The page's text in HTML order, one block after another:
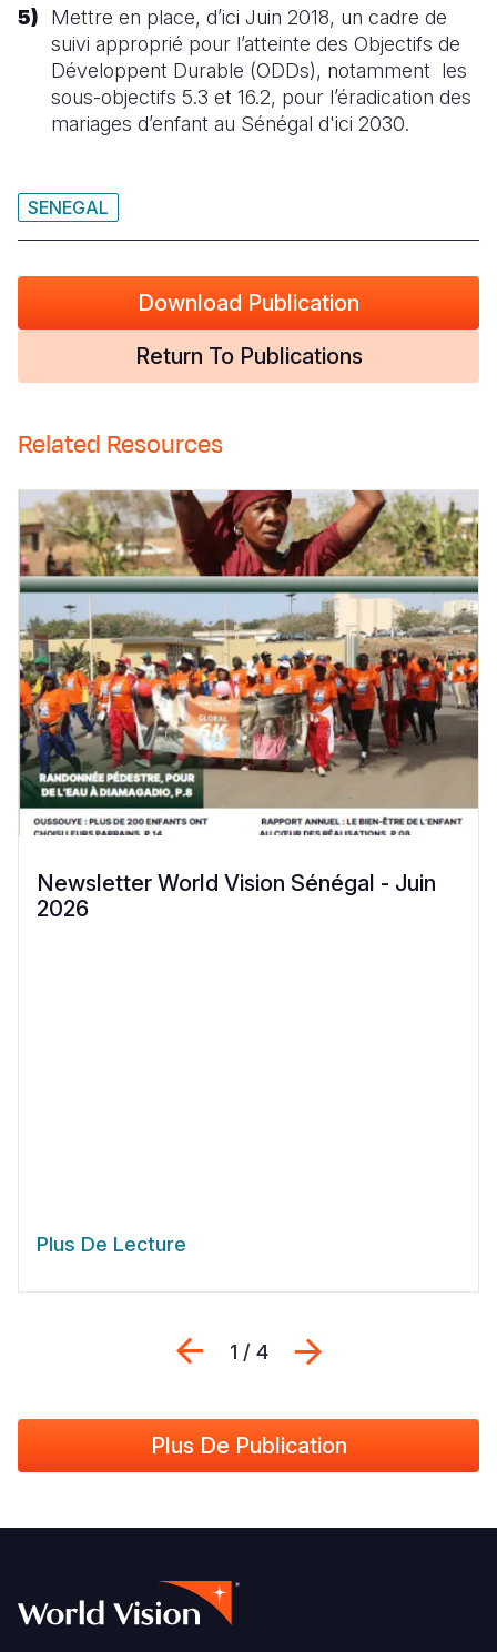
Mettre en place, d’ici Juin 2018, un cadre de
suivi approprié pour l’atteinte des Objectifs de
Développent Durable (ODDs), notamment les
sous-objectifs 5.3 et 16.2, pour l’éradication des
mariages d’enfant au Sénégal d'ici 2030.
SENEGAL
Download Publication
Return To Publications
Related Resources
Newsletter World Vision Sénégal - Juin
2026
Plus De Lecture
Previous
1 / 4
Plus De Publication